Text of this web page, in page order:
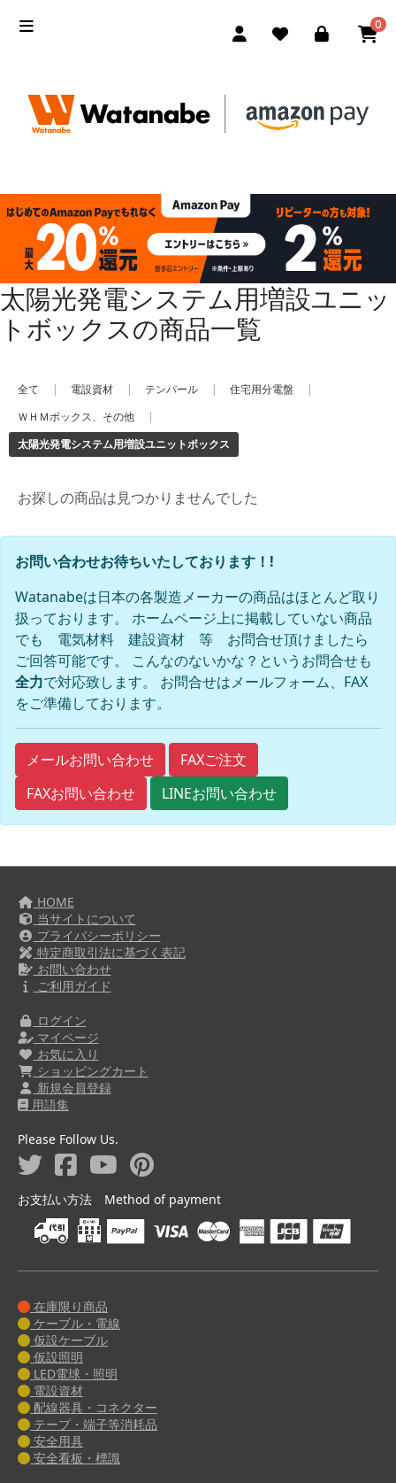
0
太陽光発電システム用増設ユニッ
トボックスの商品一覧
全て | 電設資材 | テンパール | 住宅用分電盤
|
ＷＨＭボックス、その他
|
太陽光発電システム用増設ユニットボックス
お探しの商品は見つかりませんでした
お問い合わせお待ちいたしております！!
Watanabeは日本の各製造メーカーの商品はほとんど取り
扱っております。 ホームページ上に掲載していない商品
でも 電気材料 建設資材 等 お問合せ頂けましたら
ご回答可能です。 こんなのないかな？というお問合せも
全力で対応致します。 お問合せはメールフォーム、FAX
をご準備しております。
メールお問い合わせ
FAXご注文
FAXお問い合わせ
LINEお問い合わせ
HOME
当サイトについて
プライバシーポリシー
特定商取引法に基づく表記
お問い合わせ
ご利用ガイド
ログイン
マイページ
お気に入り
ショッピングカート
新規会員登録
用語集
Please Follow Us.
お支払い方法 Method of payment
在庫限り商品
ケーブル・電線
仮設ケーブル
仮設照明
LED電球・照明
電設資材
配線器具・コネクター
テープ・端子等消耗品
安全用具
安全看板・標識